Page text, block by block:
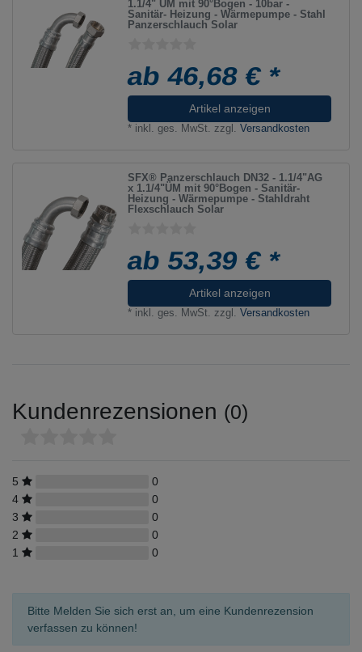
1.1/4" ÜM mit 90°Bogen - 10bar -
Sanitär- Heizung - Wärmepumpe - Stahl
Panzerschlauch Solar
ab 46,68 € *
Artikel anzeigen
* inkl. ges. MwSt. zzgl.Versandkosten
SFX® Panzerschlauch DN32 - 1.1/4"AG
x 1.1/4"ÜM mit 90°Bogen - Sanitär-
Heizung - Wärmepumpe - Stahldraht
Flexschlauch Solar
ab 53,39 € *
Artikel anzeigen
* inkl. ges. MwSt. zzgl.Versandkosten
Kundenrezensionen (0)
5
0
4
0
3
0
2
0
1
0
Bitte Melden Sie sich erst an, um eine Kundenrezension
verfassen zu können!